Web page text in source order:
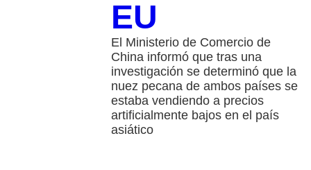
EU
El Ministerio de Comercio de
China informó que tras una
investigación se determinó que la
nuez pecana de ambos países se
estaba vendiendo a precios
artificialmente bajos en el país
asiático